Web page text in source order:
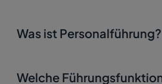
Was ist Personalführung?
mit denen Führungskräfte
Welche